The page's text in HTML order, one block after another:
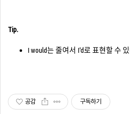
Tip.
I would는 줄여서 I'd로 표현할 수 있
공감 구독하기